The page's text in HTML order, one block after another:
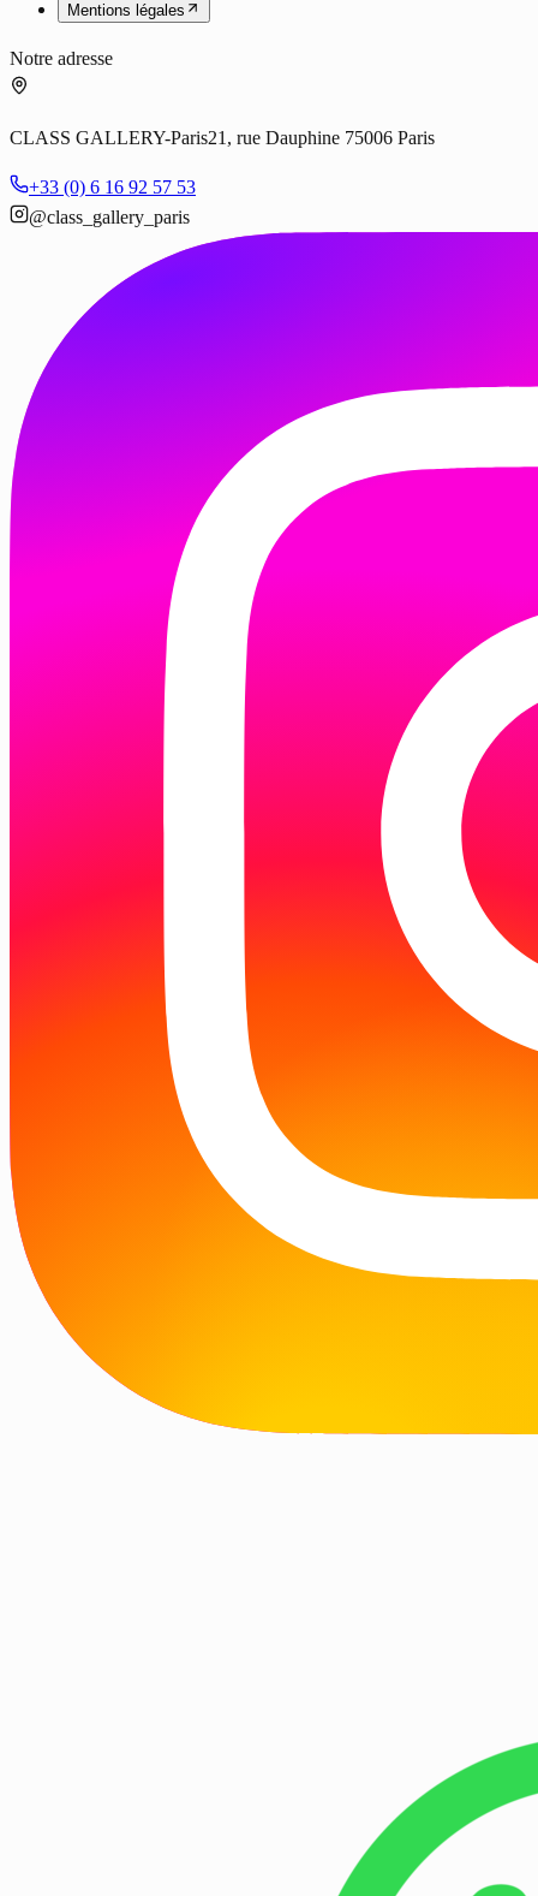
Mentions légales
Notre adresse
CLASS GALLERY-Paris21, rue Dauphine 75006 Paris
+33 (0) 6 16 92 57 53
@class_gallery_paris